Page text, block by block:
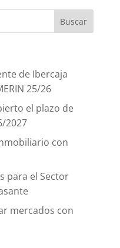
de Ibercaja
25/26
el plazo de
2027
con
para el Sector
mercados con